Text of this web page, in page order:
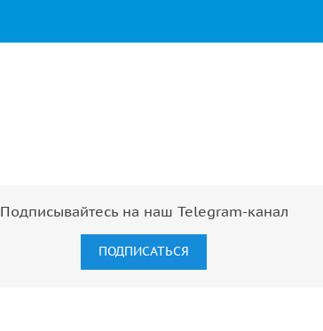
Подписывайтесь на наш Telegram-канал
ПОДПИСАТЬСЯ